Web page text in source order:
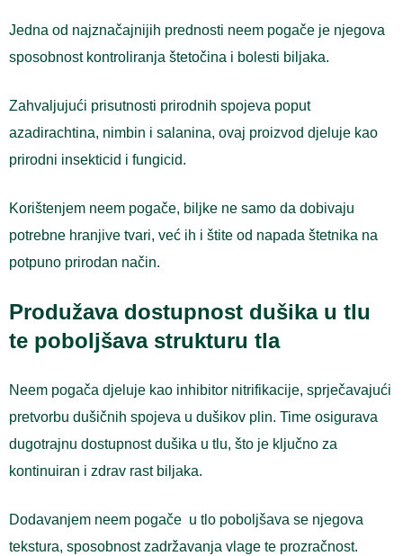
Jedna od najznačajnijih prednosti neem pogače je njegova
sposobnost kontroliranja štetočina i bolesti biljaka.
Zahvaljujući prisutnosti prirodnih spojeva poput
azadirachtina, nimbin i salanina, ovaj proizvod djeluje kao
prirodni insekticid i fungicid.
Korištenjem neem pogače, biljke ne samo da dobivaju
potrebne hranjive tvari, već ih i štite od napada štetnika na
potpuno prirodan način.
Produžava dostupnost dušika u tlu
te poboljšava strukturu tla
Neem pogača djeluje kao inhibitor nitrifikacije, sprječavajući
pretvorbu dušičnih spojeva u dušikov plin. Time osigurava
dugotrajnu dostupnost dušika u tlu, što je ključno za
kontinuiran i zdrav rast biljaka.
Dodavanjem neem pogače u tlo poboljšava se njegova
tekstura, sposobnost zadržavanja vlage te prozračnost.